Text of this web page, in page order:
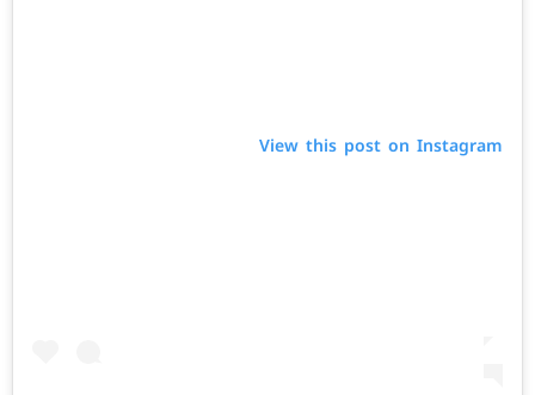
View this post on Instagram